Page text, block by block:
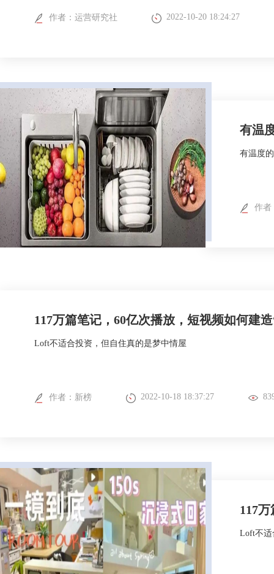
作者： 运营研究社 2022-10-20 18:24:27
有温
有温度
作者
117万篇笔记，60亿次播放，短视频如何建
Loft不适合投资，但自住真的是梦中情屋
作者： 新榜 2022-10-18 18:37:27
117
Loft不适